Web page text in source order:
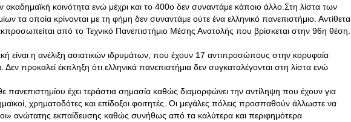
ακαδημαϊκή κοινότητα ενώ μέχρι και το 400ο δεν συναντάμε κάποιο άλλο.Στη λίστα των
τα οποία κρίνονται με τη φήμη δεν συναντάμε ούτε ένα ελληνικό πανεπιστήμιο. Αντίθετα
από το Τεχνικό Πανεπιστήμιο Μέσης Ανατολής που βρίσκεται στην 96η θέση.
είναι η ανέλιξη ασιατικών ιδρυμάτων, που έχουν 17 αντιπροσώπους στην κορυφαία
Δεν προκαλεί έκπληξη ότι ελληνικά πανεπιστήμια δεν συγκαταλέγονται στη λίστα ενώ
πανεπιστημίου έχει τεράστια σημασία καθώς διαμορφώνει την αντίληψη που έχουν για
χρηματοδότες και επίδοξοι φοιτητές. Οι μεγάλες πόλεις προσπαθούν άλλωστε να
ανώτατης εκπαίδευσης καθώς συνήθως από τα καλύτερα και περιφημότερα